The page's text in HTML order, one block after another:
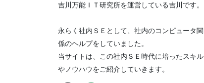
吉川万能ＩＴ研究所を運営している吉川です。
永らく社内ＳＥとして、社内のコンピュータ関
係のヘルプをしていました。
当サイトは、この社内ＳＥ時代に培ったスキル
やノウハウをご紹介していきます。